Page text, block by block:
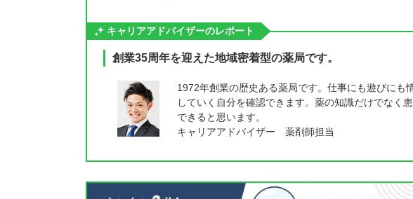
キャリアアドバイザーのレポート
創業35周年を迎えた地域密着型の薬局です。
1972年創業の歴史ある薬局です。仕事にも遊びにも
していく自分を確認できます。薬の知識だけでなく
できると思います。
キャリアアドバイザー 薬剤師担当